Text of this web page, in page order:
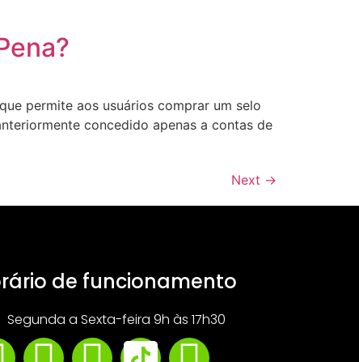
permite aos usuários comprar um selo
concedido apenas a contas de
Next →
de funcionamento
Segunda a Sexta-feira 9h às 17h30